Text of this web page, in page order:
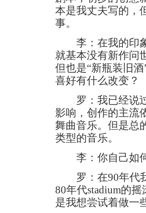
本是我丈夫写的，
事。
李：在我的印象
就基本没有新作问
但也是“新瓶装旧
喜好有什么改变？
罗：我已经说过
影响，创作的主流
舞曲音乐。但是总
类型的音乐。
李：你自己如何
罗：在90年代我
80年代stadium的
是我想尝试着做一